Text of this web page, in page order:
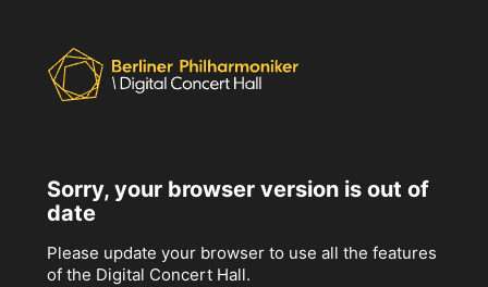
Sorry, your browser version is out of
date
Please update your browser to use all the features
of the Digital Concert Hall.